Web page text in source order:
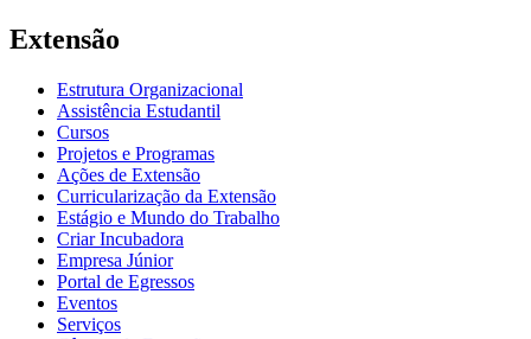
Extensão
Estrutura Organizacional
Assistência Estudantil
Cursos
Projetos e Programas
Ações de Extensão
Curricularização da Extensão
Estágio e Mundo do Trabalho
Criar Incubadora
Empresa Júnior
Portal de Egressos
Eventos
Serviços